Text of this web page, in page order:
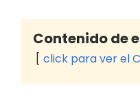
Contenido de
click para ver el